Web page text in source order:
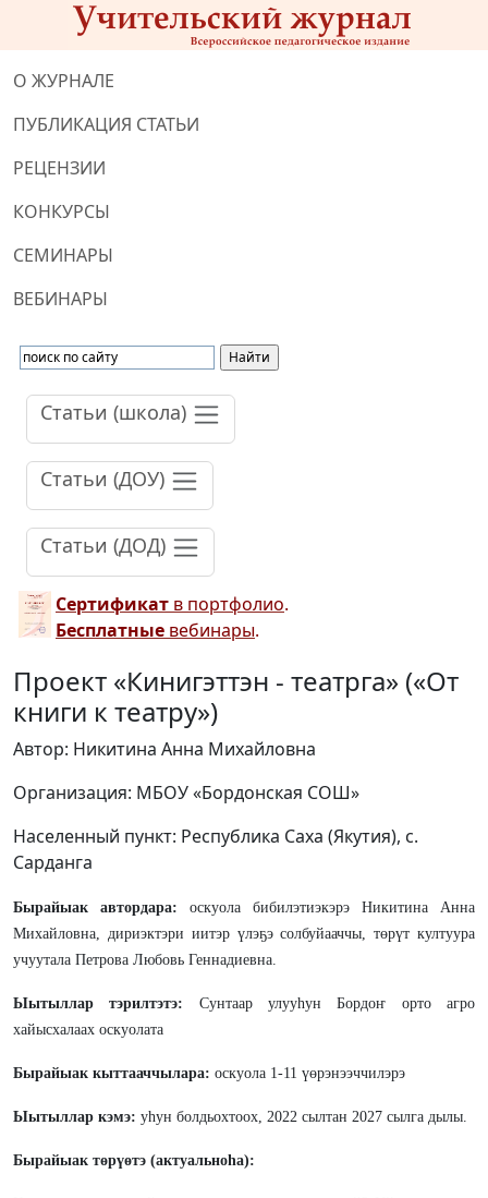
О ЖУРНАЛЕ
ПУБЛИКАЦИЯ СТАТЬИ
РЕЦЕНЗИИ
КОНКУРСЫ
СЕМИНАРЫ
ВЕБИНАРЫ
Статьи (школа)
Статьи (ДОУ)
Статьи (ДОД)
Сертификат в портфолио.
Бесплатные вебинары.
Проект «Кинигэттэн - театрга» («От
книги к театру»)
Автор: Никитина Анна Михайловна
Организация: МБОУ «Бордонская СОШ»
Населенный пункт: Республика Саха (Якутия), с.
Сарданга
Бырайыак автордара: оскуола бибилэтиэкэрэ Никитина Анна
Михайловна, дириэктэри иитэр үлэҕэ солбуйааччы, төрүт култуура
учуутала Петрова Любовь Геннадиевна.
Ыытыллар тэрилтэтэ: Сунтаар улууһун Бордоҥ орто агро
хайысхалаах оскуолата
Бырайыак кыттааччылара: оскуола 1-11 үөрэнээччилэрэ
Ыытыллар кэмэ: уһун болдьохтоох, 2022 сылтан 2027 сылга дылы.
Бырайыак төрүөтэ (актуальноhа):